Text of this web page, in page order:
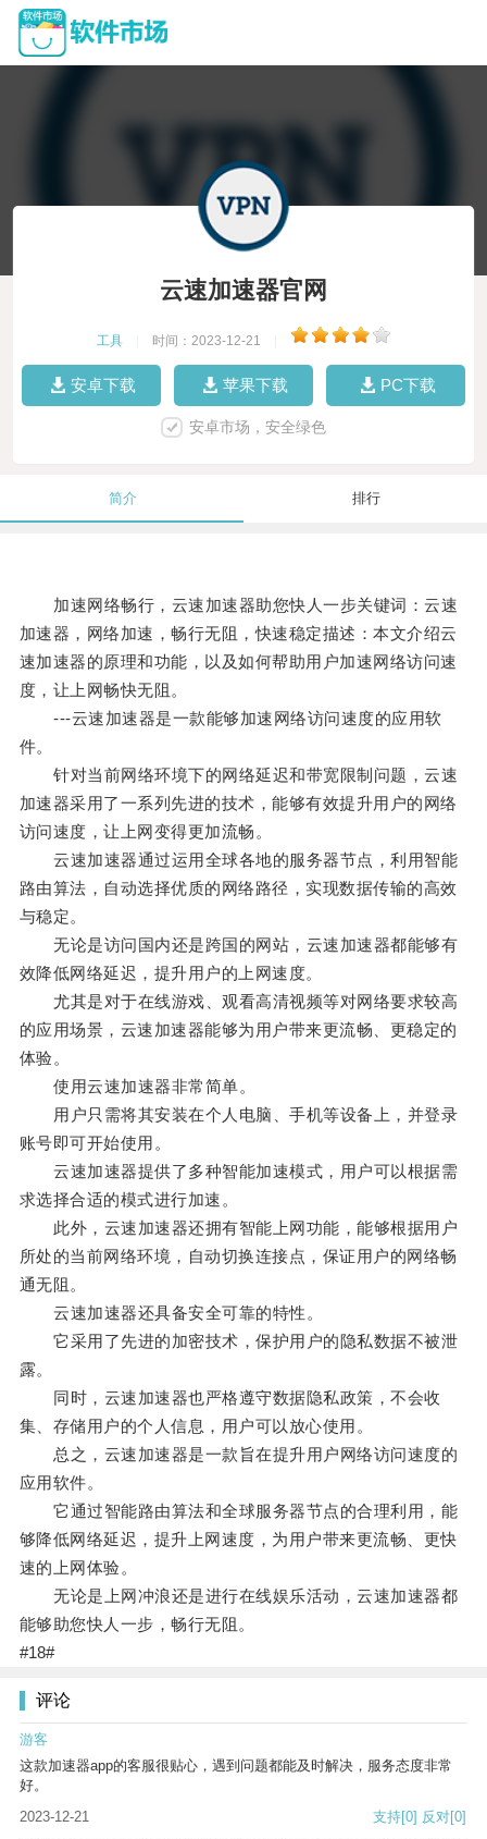
云速加速器官网
工具 时间：2023-12-21
安卓下载 苹果下载 PC下载
安卓市场，安全绿色
简介 排行
加速网络畅行，云速加速器助您快人一步关键词：云速
加速器，网络加速，畅行无阻，快速稳定描述：本文介绍云
速加速器的原理和功能，以及如何帮助用户加速网络访问速
度，让上网畅快无阻。
---云速加速器是一款能够加速网络访问速度的应用软
件。
针对当前网络环境下的网络延迟和带宽限制问题，云速
加速器采用了一系列先进的技术，能够有效提升用户的网络
访问速度，让上网变得更加流畅。
云速加速器通过运用全球各地的服务器节点，利用智能
路由算法，自动选择优质的网络路径，实现数据传输的高效
与稳定。
无论是访问国内还是跨国的网站，云速加速器都能够有
效降低网络延迟，提升用户的上网速度。
尤其是对于在线游戏、观看高清视频等对网络要求较高
的应用场景，云速加速器能够为用户带来更流畅、更稳定的
体验。
使用云速加速器非常简单。
用户只需将其安装在个人电脑、手机等设备上，并登录
账号即可开始使用。
云速加速器提供了多种智能加速模式，用户可以根据需
求选择合适的模式进行加速。
此外，云速加速器还拥有智能上网功能，能够根据用户
所处的当前网络环境，自动切换连接点，保证用户的网络畅
通无阻。
云速加速器还具备安全可靠的特性。
它采用了先进的加密技术，保护用户的隐私数据不被泄
露。
同时，云速加速器也严格遵守数据隐私政策，不会收
集、存储用户的个人信息，用户可以放心使用。
总之，云速加速器是一款旨在提升用户网络访问速度的
应用软件。
它通过智能路由算法和全球服务器节点的合理利用，能
够降低网络延迟，提升上网速度，为用户带来更流畅、更快
速的上网体验。
无论是上网冲浪还是进行在线娱乐活动，云速加速器都
能够助您快人一步，畅行无阻。
#18#
评论
游客
这款加速器app的客服很贴心，遇到问题都能及时解决，服务态度非常
好。
2023-12-21
支持[0] 反对[0]